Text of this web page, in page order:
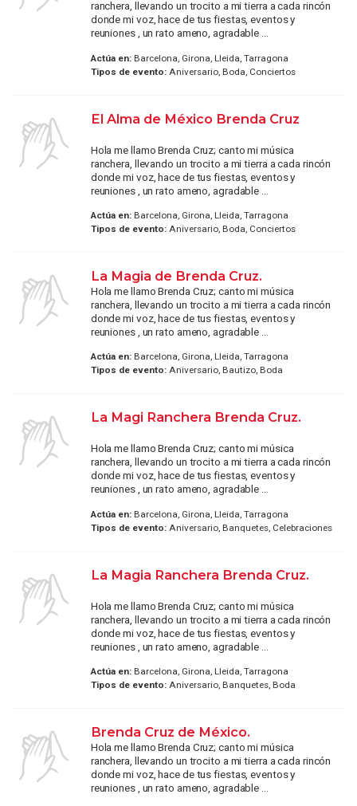
ranchera, llevando un trocito a mi tierra a cada rincón
donde mi voz, hace de tus fiestas, eventos y
reuniones , un rato ameno, agradable ...
Actúa en:Barcelona, Girona, Lleida, Tarragona
Tipos de evento:Aniversario, Boda, Conciertos
El Alma de México Brenda Cruz
Hola me llamo Brenda Cruz; canto mi música
ranchera, llevando un trocito a mi tierra a cada rincón
donde mi voz, hace de tus fiestas, eventos y
reuniones , un rato ameno, agradable ...
Actúa en:Barcelona, Girona, Lleida, Tarragona
Tipos de evento:Aniversario, Boda, Conciertos
La Magia de Brenda Cruz.
Hola me llamo Brenda Cruz; canto mi música
ranchera, llevando un trocito a mi tierra a cada rincón
donde mi voz, hace de tus fiestas, eventos y
reuniones , un rato ameno, agradable ...
Actúa en:Barcelona, Girona, Lleida, Tarragona
Tipos de evento:Aniversario, Bautizo, Boda
La Magi Ranchera Brenda Cruz.
Hola me llamo Brenda Cruz; canto mi música
ranchera, llevando un trocito a mi tierra a cada rincón
donde mi voz, hace de tus fiestas, eventos y
reuniones , un rato ameno, agradable ...
Actúa en:Barcelona, Girona, Lleida, Tarragona
Tipos de evento:Aniversario, Banquetes, Celebraciones
La Magia Ranchera Brenda Cruz.
Hola me llamo Brenda Cruz; canto mi música
ranchera, llevando un trocito a mi tierra a cada rincón
donde mi voz, hace de tus fiestas, eventos y
reuniones , un rato ameno, agradable ...
Actúa en:Barcelona, Girona, Lleida, Tarragona
Tipos de evento:Aniversario, Banquetes, Boda
Brenda Cruz de México.
Hola me llamo Brenda Cruz; canto mi música
ranchera, llevando un trocito a mi tierra a cada rincón
donde mi voz, hace de tus fiestas, eventos y
reuniones , un rato ameno, agradable ...